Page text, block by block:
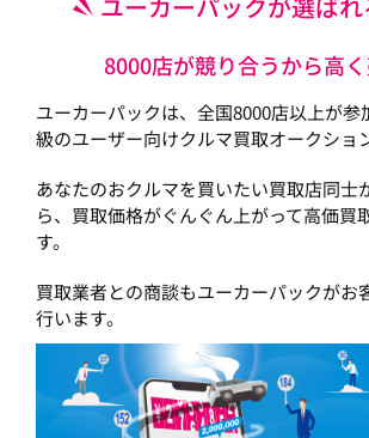
8000店が競り合うから高
ユーカーパックは、全国8000店以上が参
級のユーザー向けクルマ買取オークショ
あなたのおクルマを買いたい買取店同士
ら、買取価格がぐんぐん上がって高価買
す。
買取業者との商談もユーカーパックがお
行います。